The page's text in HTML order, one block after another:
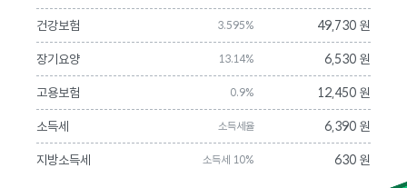
건강보험 3.595% 49,730 원
장기요양 13.14% 6,530 원
고용보험 0.9% 12,450 원
소득세 소득세율 6,390 원
지방소득세 소득세 10% 630 원